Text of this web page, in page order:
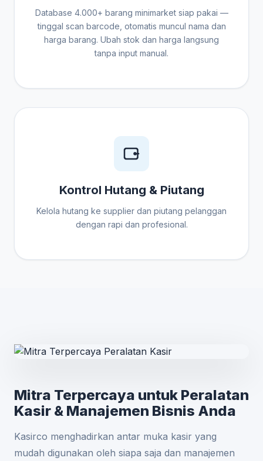
Database 4.000+ barang minimarket siap pakai —
tinggal scan barcode, otomatis muncul nama dan
harga barang. Ubah stok dan harga langsung
tanpa input manual.
Kontrol Hutang & Piutang
Kelola hutang ke supplier dan piutang pelanggan
dengan rapi dan profesional.
Mitra Terpercaya untuk Peralatan
Kasir & Manajemen Bisnis Anda
Kasirco menghadirkan antar muka kasir yang
mudah digunakan oleh siapa saja dan manajemen